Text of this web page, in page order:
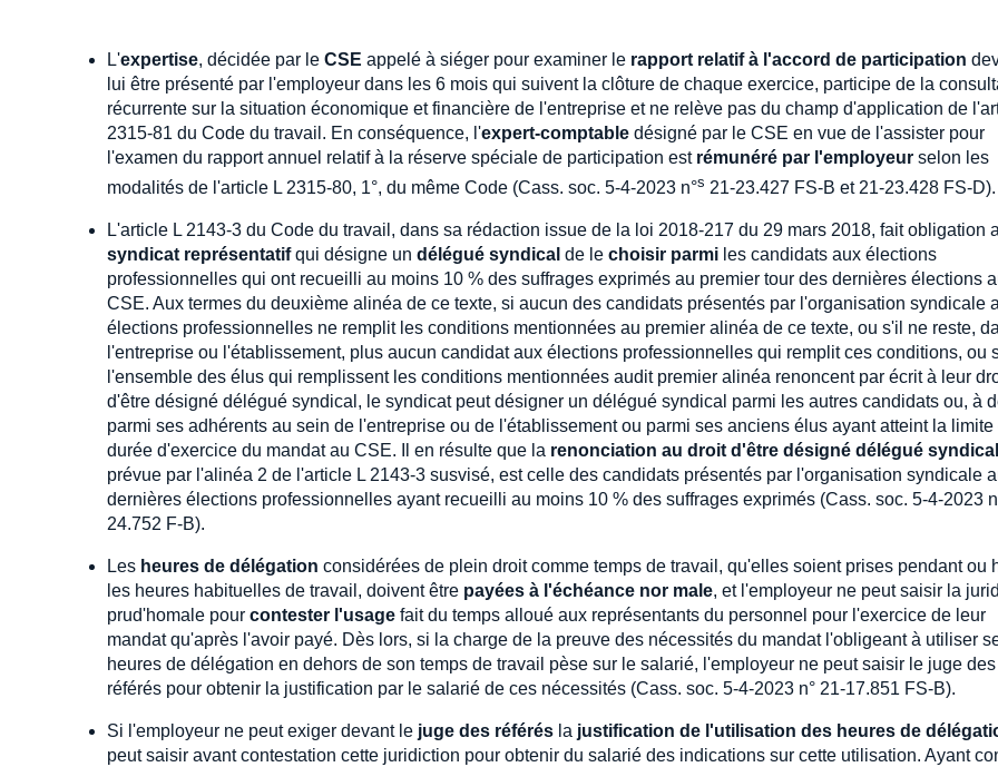
L'expertise, décidée par le CSE appelé à siéger pour examiner le rapport relatif à l'accord de participation
lui être présenté par l'employeur dans les 6 mois qui suivent la clôture de chaque exercice, participe de la
récurrente sur la situation économique et financière de l'entreprise et ne relève pas du champ d'application de
2315-81 du Code du travail. En conséquence, l'expert-comptable désigné par le CSE en vue de l'assister pour
l'examen du rapport annuel relatif à la réserve spéciale de participation est rémunéré par l'employeur selon les
modalités de l'article L 2315-80, 1°, du même Code (Cass. soc. 5-4-2023 n°s 21-23.427 FS-B et 21-23.428 FS-D).
L'article L 2143-3 du Code du travail, dans sa rédaction issue de la loi 2018-217 du 29 mars 2018, fait obligation
syndicat représentatifqui désigne un délégué syndical de le choisir parmi les candidats aux élections
professionnelles qui ont recueilli au moins 10 % des suffrages exprimés au premier tour des dernières élections
CSE. Aux termes du deuxième alinéa de ce texte, si aucun des candidats présentés par l'organisation syndicale
élections professionnelles ne remplit les conditions mentionnées au premier alinéa de ce texte, ou s'il ne reste,
l'entreprise ou l'établissement, plus aucun candidat aux élections professionnelles qui remplit ces conditions, ou
l'ensemble des élus qui remplissent les conditions mentionnées audit premier alinéa renoncent par écrit à leur
d'être désigné délégué syndical, le syndicat peut désigner un délégué syndical parmi les autres candidats ou, à
parmi ses adhérents au sein de l'entreprise ou de l'établissement ou parmi ses anciens élus ayant atteint la limite
durée d'exercice du mandat au CSE. Il en résulte que la renonciation au droit d'être désigné délégué syndical
prévue par l'alinéa 2 de l'article L 2143-3 susvisé, est celle des candidats présentés par l'organisation syndicale
dernières élections professionnelles ayant recueilli au moins 10 % des suffrages exprimés (Cass. soc. 5-4-2023
24.752 F-B).
Les heures de délégation considérées de plein droit comme temps de travail, qu'elles soient prises pendant ou
les heures habituelles de travail, doivent être payées à l'échéance nor male, et l'employeur ne peut saisir la
prud'homale pour contester l'usage fait du temps alloué aux représentants du personnel pour l'exercice de leur
mandat qu'après l'avoir payé. Dès lors, si la charge de la preuve des nécessités du mandat l'obligeant à utiliser
heures de délégation en dehors de son temps de travail pèse sur le salarié, l'employeur ne peut saisir le juge des
référés pour obtenir la justification par le salarié de ces nécessités (Cass. soc. 5-4-2023 n° 21-17.851 FS-B).
Si l'employeur ne peut exiger devant le juge des référés la justification de l'utilisation des heures de
peut saisir avant contestation cette juridiction pour obtenir du salarié des indications sur cette utilisation. Ayant